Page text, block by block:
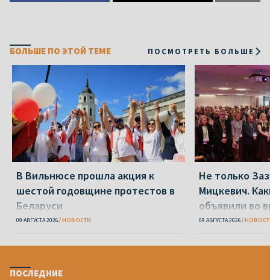
БОЛЬШЕ ПО ЭТОЙ ТЕМЕ ПОСМОТРЕТЬ БОЛЬШЕ
В Вильнюсе прошла акция к
шестой годовщине протестов в
Беларуси
09 АВГУСТА 2026 НОВОСТИ
Не только
Мицкевич.
объявили во
Беларуси»
09 АВГУСТА 2026
ПОСЛЕДНИЕ